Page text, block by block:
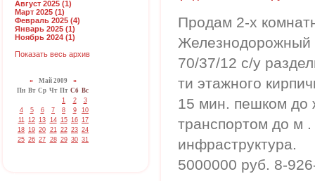
Август 2025 (1)
Март 2025 (1)
Февраль 2025 (4)
Январь 2025 (1)
Ноябрь 2024 (1)
Показать весь архив
«Май 2009 »
Пн Вт Ср Чт Пт Сб Вс
1
2
3
4
5 6 7 8 9
10
11 12 13 14 15 16 17
18 19 20 21 22 23 24
25 26 27 28 29 30 31
Продам 2-х
70/37/12 с/у
ти этажного
15 мин. пешком до
транспортом до м
инфраструктура.
5000000 руб. 8-